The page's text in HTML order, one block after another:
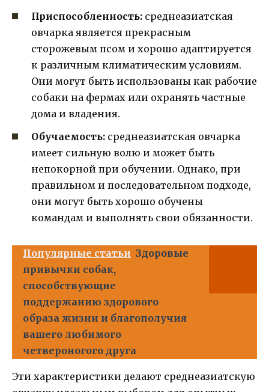
Приспособленность: среднеазиатская
овчарка является прекрасным
сторожевым псом и хорошо адаптируется
к различным климатическим условиям.
Они могут быть использованы как рабочие
собаки на фермах или охранять частные
дома и владения.
Обучаемость: среднеазиатская овчарка
имеет сильную волю и может быть
непокорной при обучении. Однако, при
правильном и последовательном подходе,
они могут быть хорошо обучены
командам и выполнять свои обязанности.
Популярные статьи Здоровые
привычки собак,
способствующие
поддержанию здорового
образа жизни и благополучия
вашего любимого
четвероногого друга
Эти характеристики делают среднеазиатскую